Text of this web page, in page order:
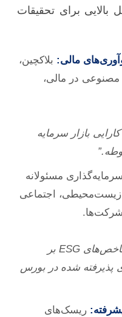
بالایی برای تحقیقات
بلاکچین،
مصنوعی در مالی،
بازار سرمایه
سرمایه‌گذاری مسئولانه
زیست‌محیطی، اجتماعی
شرکت‌ها.
مثال: “بررسی نقش شاخص‌های ESG بر
شده در بورس
ریسک‌های